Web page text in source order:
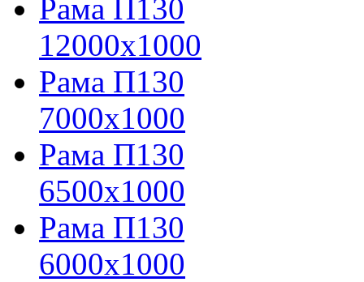
Рама П130
12000х1000
Рама П130
7000х1000
Рама П130
6500х1000
Рама П130
6000х1000